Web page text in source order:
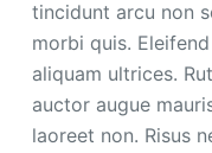
tincidunt arcu non
morbi quis.
aliquam ultrices.
auctor augue
laoreet non. Risus